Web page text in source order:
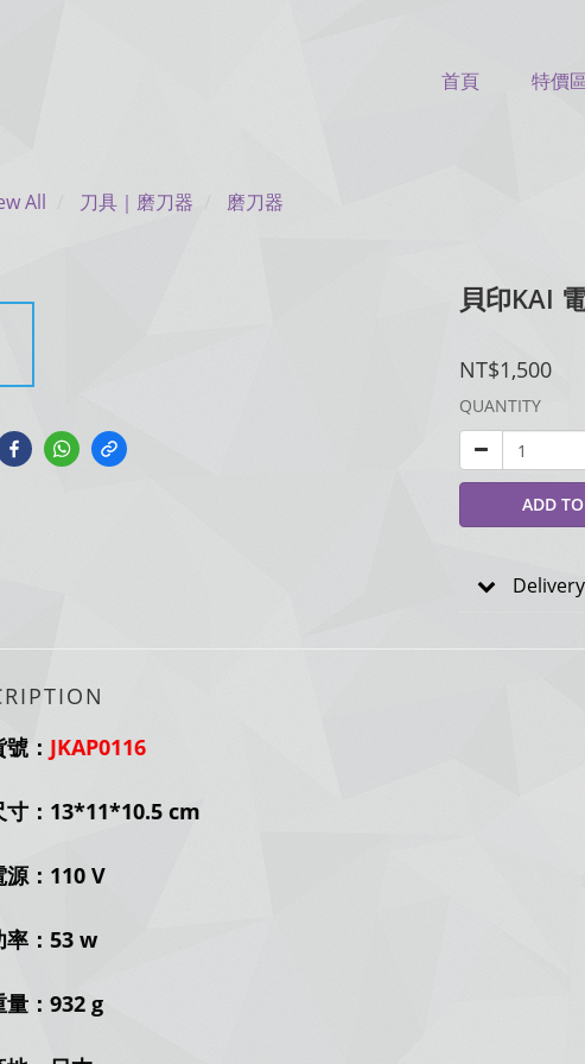
首頁 特價
All 刀具｜磨刀器 磨刀器
貝印KAI
NT$1,500
QUANTITY
ADD
： JKAP0116
寸：13*11*10.5 cm
源：110 V
率：53 w
量：932 g